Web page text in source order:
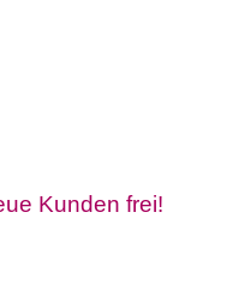
Kunden frei!